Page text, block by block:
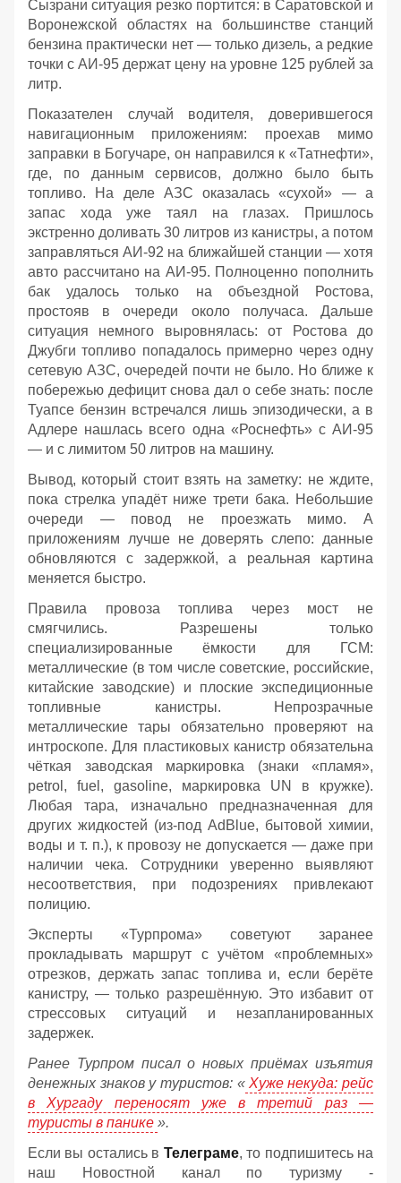
Сызрани ситуация резко портится: в Саратовской и
Воронежской областях на большинстве станций
бензина практически нет — только дизель, а редкие
точки с АИ‑95 держат цену на уровне 125 рублей за
литр.
Показателен случай водителя, доверившегося
навигационным приложениям: проехав мимо
заправки в Богучаре, он направился к «Татнефти»,
где, по данным сервисов, должно было быть
топливо. На деле АЗС оказалась «сухой» — а
запас хода уже таял на глазах. Пришлось
экстренно доливать 30 литров из канистры, а потом
заправляться АИ‑92 на ближайшей станции — хотя
авто рассчитано на АИ‑95. Полноценно пополнить
бак удалось только на объездной Ростова,
простояв в очереди около получаса. Дальше
ситуация немного выровнялась: от Ростова до
Джубги топливо попадалось примерно через одну
сетевую АЗС, очередей почти не было. Но ближе к
побережью дефицит снова дал о себе знать: после
Туапсе бензин встречался лишь эпизодически, а в
Адлере нашлась всего одна «Роснефть» с АИ‑95
— и с лимитом 50 литров на машину.
Вывод, который стоит взять на заметку: не ждите,
пока стрелка упадёт ниже трети бака. Небольшие
очереди — повод не проезжать мимо. А
приложениям лучше не доверять слепо: данные
обновляются с задержкой, а реальная картина
меняется быстро.
Правила провоза топлива через мост не
смягчились. Разрешены только
специализированные ёмкости для ГСМ:
металлические (в том числе советские, российские,
китайские заводские) и плоские экспедиционные
топливные канистры. Непрозрачные
металлические тары обязательно проверяют на
интроскопе. Для пластиковых канистр обязательна
чёткая заводская маркировка (знаки «пламя»,
petrol, fuel, gasoline, маркировка UN в кружке).
Любая тара, изначально предназначенная для
других жидкостей (из‑под AdBlue, бытовой химии,
воды и т. п.), к провозу не допускается — даже при
наличии чека. Сотрудники уверенно выявляют
несоответствия, при подозрениях привлекают
полицию.
Эксперты «Турпрома» советуют заранее
прокладывать маршрут с учётом «проблемных»
отрезков, держать запас топлива и, если берёте
канистру, — только разрешённую. Это избавит от
стрессовых ситуаций и незапланированных
задержек.
Ранее Турпром писал о новых приёмах изъятия
денежных знаков у туристов: « Хуже некуда: рейс
в Хургаду переносят уже в третий раз —
туристы в панике ».
Если вы остались в Телеграме, то подпишитесь на
наш Новостной канал по туризму -